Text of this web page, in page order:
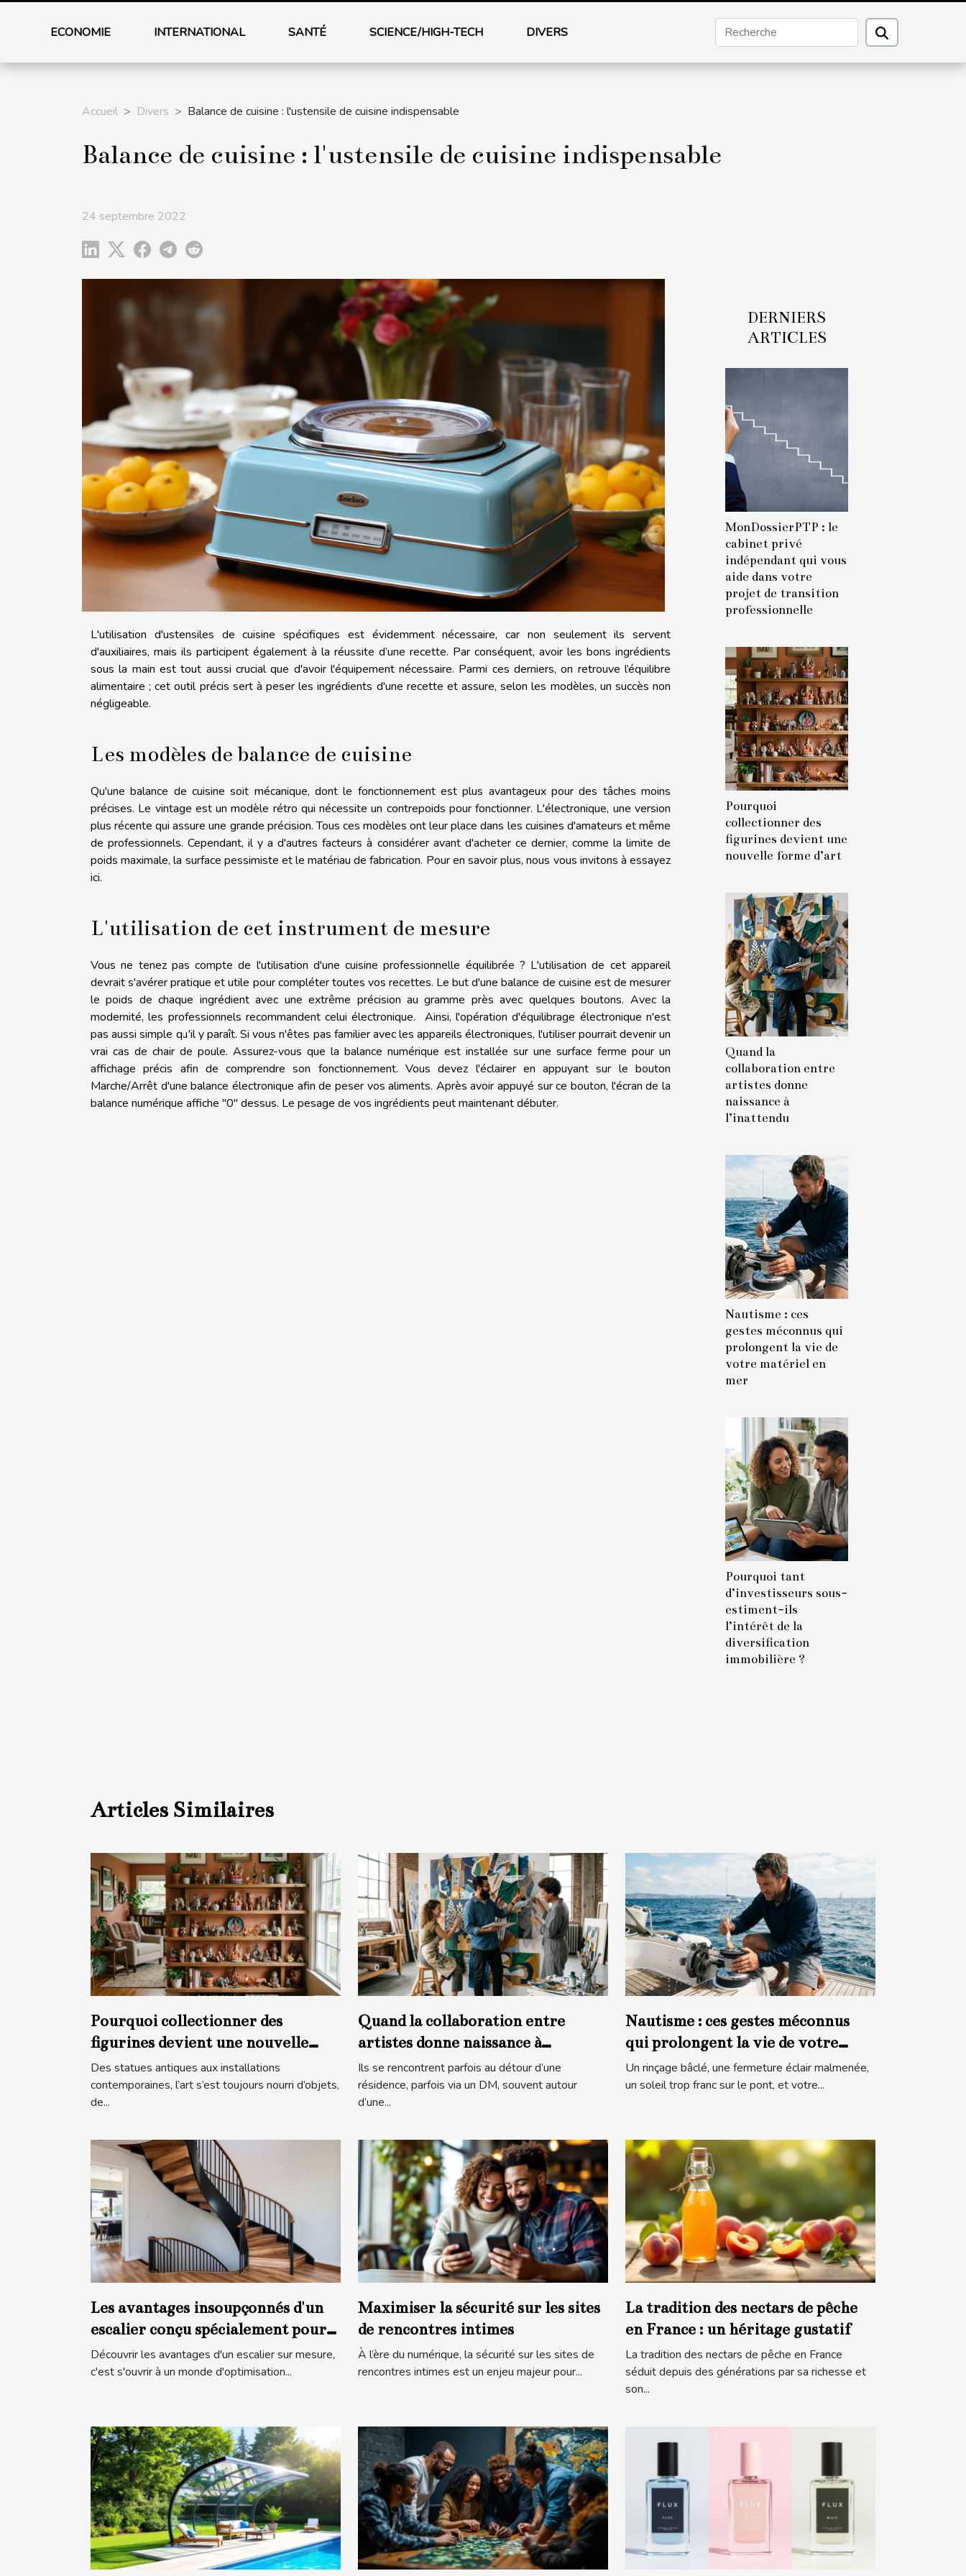
ECONOMIE INTERNATIONAL SANTÉ SCIENCE/HIGH-TECH DIVERS
Accueil Divers Balance de cuisine : l'ustensile de cuisine indispensable
Balance de cuisine : l'ustensile de cuisine indispensable
24 septembre 2022
L'utilisation d'ustensiles de cuisine spécifiques est évidemment nécessaire, car non seulement ils servent
d'auxiliaires, mais ils participent également à la réussite d’une recette. Par conséquent, avoir les bons ingrédients
sous la main est tout aussi crucial que d'avoir l'équipement nécessaire. Parmi ces derniers, on retrouve l’équilibre
alimentaire ; cet outil précis sert à peser les ingrédients d'une recette et assure, selon les modèles, un succès non
négligeable.
Les modèles de balance de cuisine
Qu'une balance de cuisine soit mécanique, dont le fonctionnement est plus avantageux pour des tâches moins
précises. Le vintage est un modèle rétro qui nécessite un contrepoids pour fonctionner. L'électronique, une version
plus récente qui assure une grande précision. Tous ces modèles ont leur place dans les cuisines d'amateurs et même
de professionnels. Cependant, il y a d'autres facteurs à considérer avant d'acheter ce dernier, comme la limite de
poids maximale, la surface pessimiste et le matériau de fabrication. Pour en savoir plus, nous vous invitons à essayez
ici.
L'utilisation de cet instrument de mesure
Vous ne tenez pas compte de l'utilisation d'une cuisine professionnelle équilibrée ? L'utilisation de cet appareil
devrait s'avérer pratique et utile pour compléter toutes vos recettes. Le but d'une balance de cuisine est de mesurer
le poids de chaque ingrédient avec une extrême précision au gramme près avec quelques boutons. Avec la
modernité, les professionnels recommandent celui électronique. Ainsi, l'opération d'équilibrage électronique n'est
pas aussi simple qu'il y paraît. Si vous n'êtes pas familier avec les appareils électroniques, l'utiliser pourrait devenir un
vrai cas de chair de poule. Assurez-vous que la balance numérique est installée sur une surface ferme pour un
affichage précis afin de comprendre son fonctionnement. Vous devez l'éclairer en appuyant sur le bouton
Marche/Arrêt d'une balance électronique afin de peser vos aliments. Après avoir appuyé sur ce bouton, l'écran de la
balance numérique affiche "0" dessus. Le pesage de vos ingrédients peut maintenant débuter.
DERNIERS
ARTICLES
MonDossierPTP : le
cabinet privé
indépendant qui vous
aide dans votre
projet de transition
professionnelle
Pourquoi
collectionner des
figurines devient une
nouvelle forme d’art
Quand la
collaboration entre
artistes donne
naissance à
l’inattendu
Nautisme : ces
gestes méconnus qui
prolongent la vie de
votre matériel en
mer
Pourquoi tant
d’investisseurs sous-
estiment-ils
l’intérêt de la
diversification
immobilière ?
Articles Similaires
Pourquoi collectionner des
figurines devient une nouvelle
forme d’art
Des statues antiques aux installations
contemporaines, l’art s’est toujours nourri d’objets,
de...
Quand la collaboration entre
artistes donne naissance à
l’inattendu
Ils se rencontrent parfois au détour d’une
résidence, parfois via un DM, souvent autour
d’une...
Nautisme : ces gestes méconnus
qui prolongent la vie de votre
matériel en mer
Un rinçage bâclé, une fermeture éclair malmenée,
un soleil trop franc sur le pont, et votre...
Les avantages insoupçonnés d'un
escalier conçu spécialement pour
vous
Découvrir les avantages d'un escalier sur mesure,
c'est s'ouvrir à un monde d'optimisation...
Maximiser la sécurité sur les sites
de rencontres intimes
À l’ère du numérique, la sécurité sur les sites de
rencontres intimes est un enjeu majeur pour...
La tradition des nectars de pêche
en France : un héritage gustatif
La tradition des nectars de pêche en France
séduit depuis des générations par sa richesse et
son...